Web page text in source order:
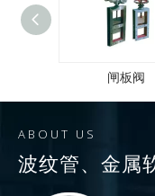
闸板阀
ABOUT US
波纹管、 金属